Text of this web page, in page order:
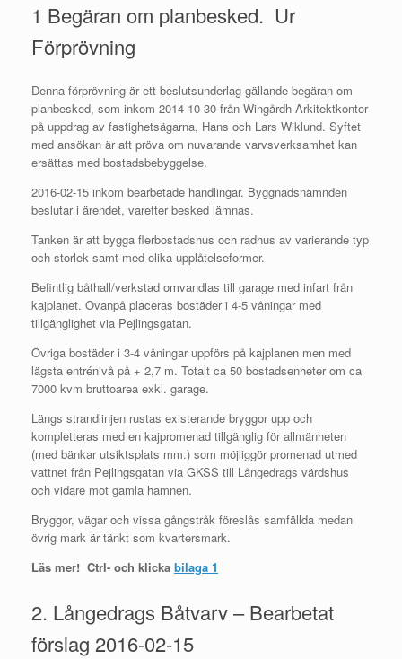
1 Begäran om planbesked. Ur
Förprövning
Denna förprövning är ett beslutsunderlag gällande begäran om
planbesked, som inkom 2014-10-30 från Wingårdh Arkitektkontor
på uppdrag av fastighetsägarna, Hans och Lars Wiklund. Syftet
med ansökan är att pröva om nuvarande varvsverksamhet kan
ersättas med bostadsbebyggelse.
2016-02-15 inkom bearbetade handlingar. Byggnadsnämnden
beslutar i ärendet, varefter besked lämnas.
Tanken är att bygga flerbostadshus och radhus av varierande typ
och storlek samt med olika upplåtelseformer.
Befintlig båthall/verkstad omvandlas till garage med infart från
kajplanet. Ovanpå placeras bostäder i 4-5 våningar med
tillgänglighet via Pejlingsgatan.
Övriga bostäder i 3-4 våningar uppförs på kajplanen men med
lägsta entrénivå på + 2,7 m. Totalt ca 50 bostadsenheter om ca
7000 kvm bruttoarea exkl. garage.
Längs strandlinjen rustas existerande bryggor upp och
kompletteras med en kajpromenad tillgänglig för allmänheten
(med bänkar utsiktsplats mm.) som möjliggör promenad utmed
vattnet från Pejlingsgatan via GKSS till Långedrags värdshus
och vidare mot gamla hamnen.
Bryggor, vägar och vissa gångstråk föreslås samfällda medan
övrig mark är tänkt som kvartersmark.
Läs mer! Ctrl- och klicka bilaga 1
2. Långedrags Båtvarv – Bearbetat
förslag 2016-02-15